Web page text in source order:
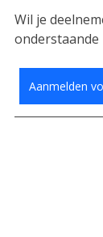
Wil je
onderstaande
Aanmelden